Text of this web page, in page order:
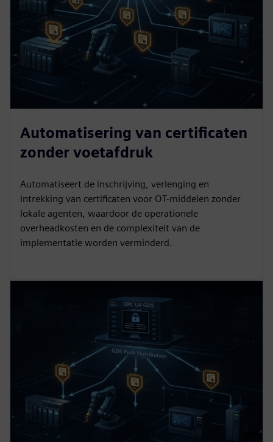
Automatisering van certificaten
zonder voetafdruk
Automatiseert de inschrijving, verlenging en
intrekking van certificaten voor OT-middelen zonder
lokale agenten, waardoor de operationele
overheadkosten en de complexiteit van de
implementatie worden verminderd.